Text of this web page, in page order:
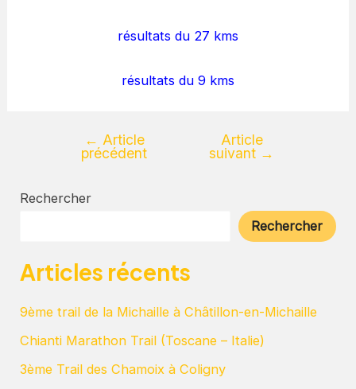
résultats du 27 kms
résultats du 9 kms
← Article
précédent
Article
suivant →
Rechercher
Rechercher
Articles récents
9ème trail de la Michaille à Châtillon-en-Michaille
Chianti Marathon Trail (Toscane – Italie)
3ème Trail des Chamoix à Coligny